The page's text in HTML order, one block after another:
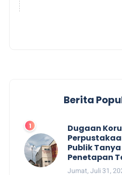
Berita
Dugaan
Publik
Penetapan
Jumat, Juli 31,